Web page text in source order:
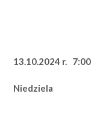
13.10.2024 r.
Niedziela
7:00